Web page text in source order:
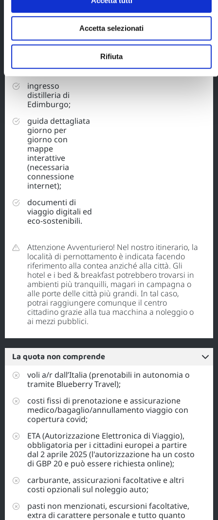
Accetta selezionati
Rifiuta
traghetto Mallaig
- Armadale;
traghetto
Scrabster;
ingresso
distilleria di
Edimburgo;
guida dettagliata
giorno per
giorno con
mappe
interattive
(necessaria
connessione
internet);
documenti di
viaggio digitali ed
eco-sostenibili.
Attenzione Avventuriero! Nel nostro itinerario, la
località di pernottamento è indicata facendo
riferimento alla contea anziché alla città. Gli
hotel e i bed & breakfast potrebbero trovarsi in
ambienti più tranquilli, magari in campagna o
alle porte delle città più grandi. In tal caso,
potrai raggiungere comunque il centro
cittadino grazie alla tua macchina a noleggio o
ai mezzi pubblici.
La quota non comprende
voli a/r dall’Italia (prenotabili in autonomia o
tramite Blueberry Travel);
costi fissi di prenotazione e assicurazione
medico/bagaglio/annullamento viaggio con
copertura covid;
ETA (Autorizzazione Elettronica di Viaggio),
obbligatoria per i cittadini europei a partire
dal 2 aprile 2025 (l'autorizzazione ha un costo
di GBP 20 e può essere richiesta online);
carburante, assicurazioni facoltative e altri
costi opzionali sul noleggio auto;
pasti non menzionati, escursioni facoltative,
extra di carattere personale e tutto quanto